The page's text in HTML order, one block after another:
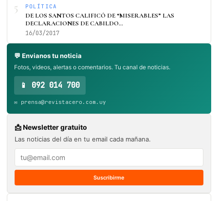
5 POLÍTICA
DE LOS SANTOS CALIFICÓ DE “MISERABLES” LAS
DECLARACIONES DE CABILDO…
16/03/2017
💬 Envianos tu noticia
Fotos, videos, alertas o comentarios. Tu canal de noticias.
📱 092 014 700
✉️ prensa@revistacero.com.uy
📩 Newsletter gratuito
Las noticias del día en tu email cada mañana.
Suscribirme